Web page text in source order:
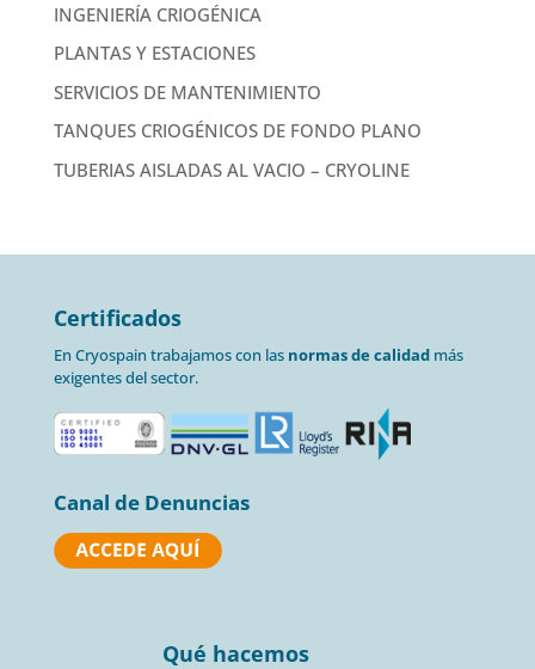
INGENIERÍA CRIOGÉNICA
PLANTAS Y ESTACIONES
SERVICIOS DE MANTENIMIENTO
TANQUES CRIOGÉNICOS DE FONDO PLANO
TUBERIAS AISLADAS AL VACIO – CRYOLINE
Certificados
En Cryospain trabajamos con las normas de calidadmás
exigentes del sector.
Canal de Denuncias
Qué hacemos